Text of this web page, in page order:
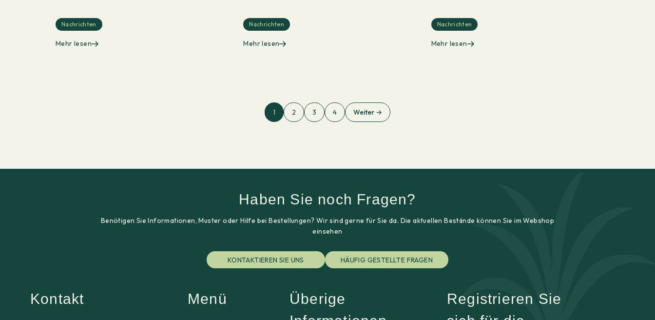
Nachrichten
Mehr lesen
Nachrichten
Mehr lesen
Nachrichten
Mehr lesen
1 2 3 4 Weiter →
Haben Sie noch Fragen?
Benötigen Sie Informationen, Muster oder Hilfe bei Bestellungen? Wir sind gerne für Sie da. Die aktuellen Bestände können Sie im Webshop
einsehen
KONTAKTIEREN SIE UNS HÄUFIG GESTELLTE FRAGEN
Kontakt Menü
Überige
Registrieren Sie